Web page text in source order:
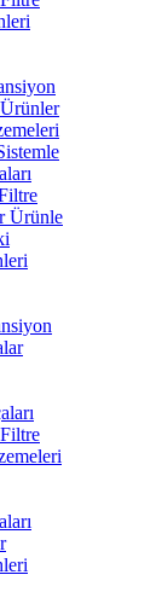
Ürünle